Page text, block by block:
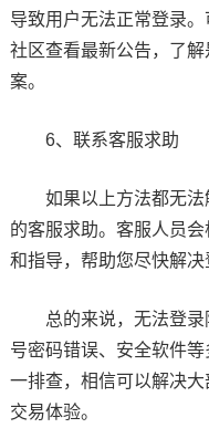
导致用户无法正常登录
社区查看最新公告，了
案。
6、联系客服求助
如果以上方法都无
的客服求助。客服人员
和指导，帮助您尽快解决
总的来说，无法登
号密码错误、安全软件
一排查，相信可以解决
交易体验。